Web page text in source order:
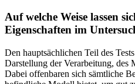
Auf welche Weise lassen
Eigenschaften im
Den hauptsächlichen Teil des
Darstellung der Verarbeitung, des
Dabei offenbaren sich sämtliche